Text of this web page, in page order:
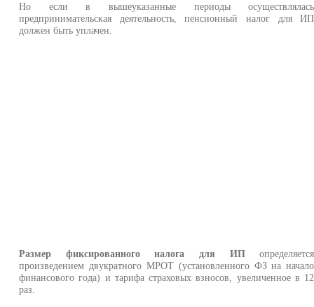
Но если в вышеуказанные периоды осуществлялась
предпринимательская деятельность, пенсионный налог для ИП
должен быть уплачен.
Размер фиксированного налога для ИПопределяется
произведением двукратного МРОТ (установленного ФЗ на начало
финансового года) и тарифа страховых взносов, увеличенное в 12
раз.